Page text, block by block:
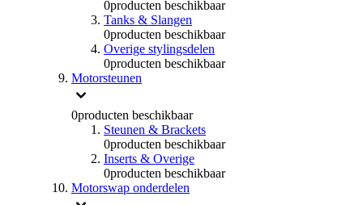
0producten beschikbaar
Tanks & Slangen
0producten beschikbaar
Overige stylingsdelen
0producten beschikbaar
Motorsteunen
0producten beschikbaar
Steunen & Brackets
0producten beschikbaar
Inserts & Overige
0producten beschikbaar
Motorswap onderdelen